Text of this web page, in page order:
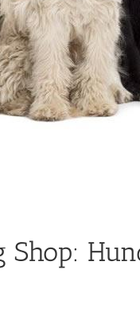
Shop: